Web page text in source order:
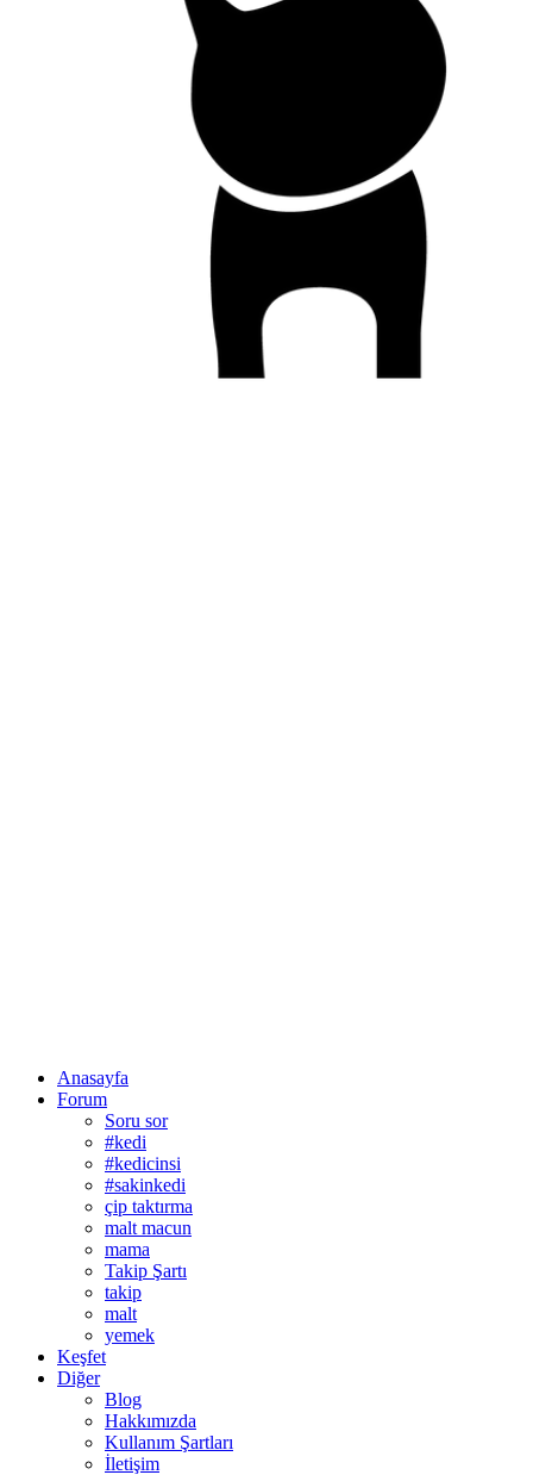
Anasayfa
Forum
Soru sor
#kedi
#kedicinsi
#sakinkedi
çip taktırma
malt macun
mama
Takip Şartı
takip
malt
yemek
Keşfet
Diğer
Blog
Hakkımızda
Kullanım Şartları
İletişim